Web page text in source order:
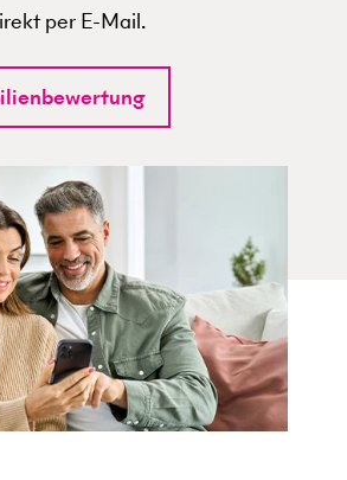
per E-Mail.